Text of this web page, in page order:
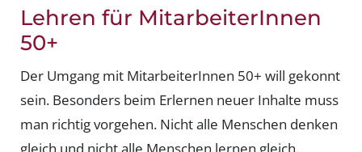
Lehren für MitarbeiterInnen
50+
Der Umgang mit MitarbeiterInnen 50+ will gekonnt
sein. Besonders beim Erlernen neuer Inhalte muss
man richtig vorgehen. Nicht alle Menschen denken